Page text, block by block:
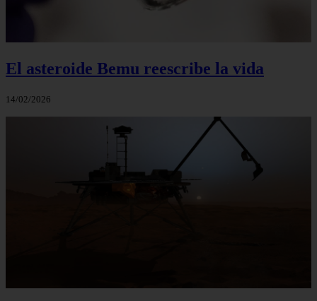
El asteroide Bemu reescribe la vida
14/02/2026